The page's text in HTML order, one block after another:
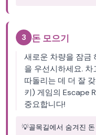
3 돈 모으기
새로운 차량을 잠금
을 우선시하세요.
따돌리는 데 더 잘
키) 게임의 Escape
중요합니다!
💡골목길에서 숨겨진